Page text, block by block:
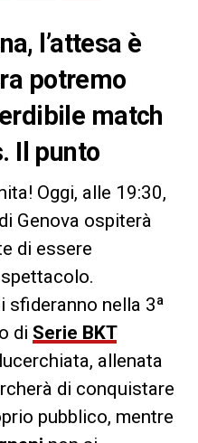
l’attesa è
potremo
match
Il punto
Oggi, alle 19:30,
Genova ospiterà
di essere
sfideranno nella 3ª
di Serie BKT
allenata
di conquistare
pubblico, mentre